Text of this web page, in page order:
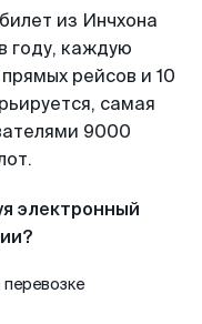
из Инчхона
году, каждую
рейсов и 10
самая
9000
электронный
перевозке